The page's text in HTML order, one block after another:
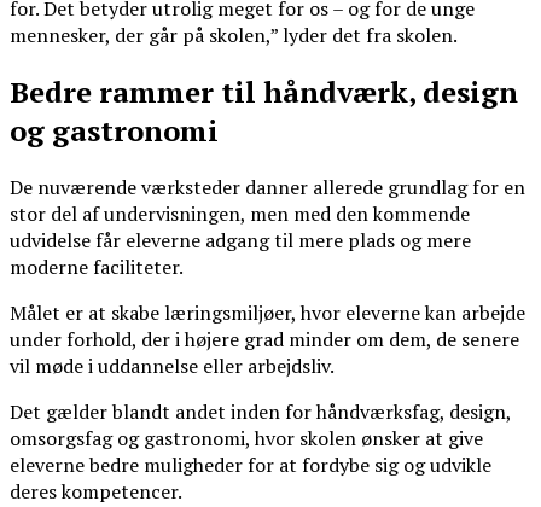
for. Det betyder utrolig meget for os – og for de unge
mennesker, der går på skolen,” lyder det fra skolen.
Bedre rammer til håndværk, design
og gastronomi
De nuværende værksteder danner allerede grundlag for en
stor del af undervisningen, men med den kommende
udvidelse får eleverne adgang til mere plads og mere
moderne faciliteter.
Målet er at skabe læringsmiljøer, hvor eleverne kan arbejde
under forhold, der i højere grad minder om dem, de senere
vil møde i uddannelse eller arbejdsliv.
Det gælder blandt andet inden for håndværksfag, design,
omsorgsfag og gastronomi, hvor skolen ønsker at give
eleverne bedre muligheder for at fordybe sig og udvikle
deres kompetencer.